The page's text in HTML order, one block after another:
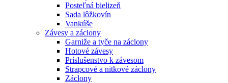
Posteľná bielizeň
Sada lôžkovín
Vankúše
Závesy a záclony
Garniže a tyče na záclony
Hotové závesy
Príslušenstvo k závesom
Strapcové a nitkové záclony
Záclony